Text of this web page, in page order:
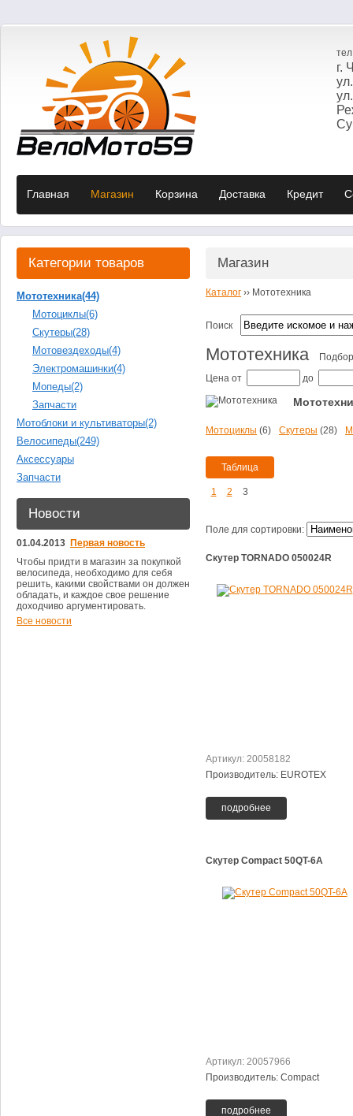
г.
Главная Магазин Корзина Доставка Кредит
Категории товаров
Мототехника(44)
Мотоциклы(6)
Скутеры(28)
Мотовездеходы(4)
Электромашинки(4)
Мопеды(2)
Запчасти
Мотоблоки и культиваторы(2)
Велосипеды(249)
Аксессуары
Запчасти
Новости
01.04.2013 Первая новость
Чтобы придти в магазин за покупкой
велосипеда, необходимо для себя
решить, какими свойствами он должен
обладать, и каждое свое решение
доходчиво аргументировать.
Все новости
Магазин
Каталог ›› Мототехника
Поиск
Мототехника
Цена от до
Мотоциклы (6) Скутеры (28)
1 2 3
Поле для сортировки:
Скутер TORNADO 050024R
Артикул: 20058182
Производитель: EUROTEX
подробнее
Скутер Сompact 50QT-6A
Артикул: 20057966
Производитель: Compact
подробнее